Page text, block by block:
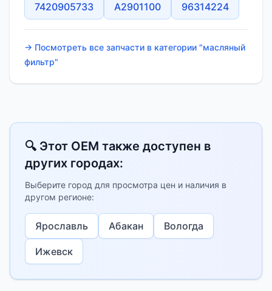
7420905733 A2901100 96314224
→ Посмотреть все запчасти в категории "масляный
фильтр"
🔍 Этот OEM также доступен в
других городах:
Выберите город для просмотра цен и наличия в
другом регионе:
Ярославль Абакан Вологда
Ижевск